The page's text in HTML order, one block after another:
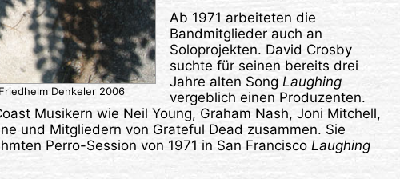
Denkeler 2006
Ab 1971 arbeiteten die
Bandmitglieder auch an
Soloprojekten. David Crosby
suchte für seinen bereits drei
Jahre alten Song Laughing
vergeblich einen Produzenten.
Musikern wie Neil Young, Graham Nash, Joni Mitchell,
und Mitgliedern von Grateful Dead zusammen. Sie
Perro-Session von 1971 in San Francisco Laughing